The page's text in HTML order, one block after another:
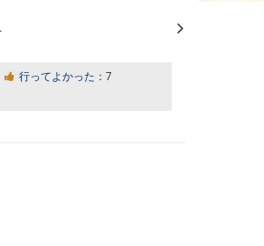
行ってよかった： 7